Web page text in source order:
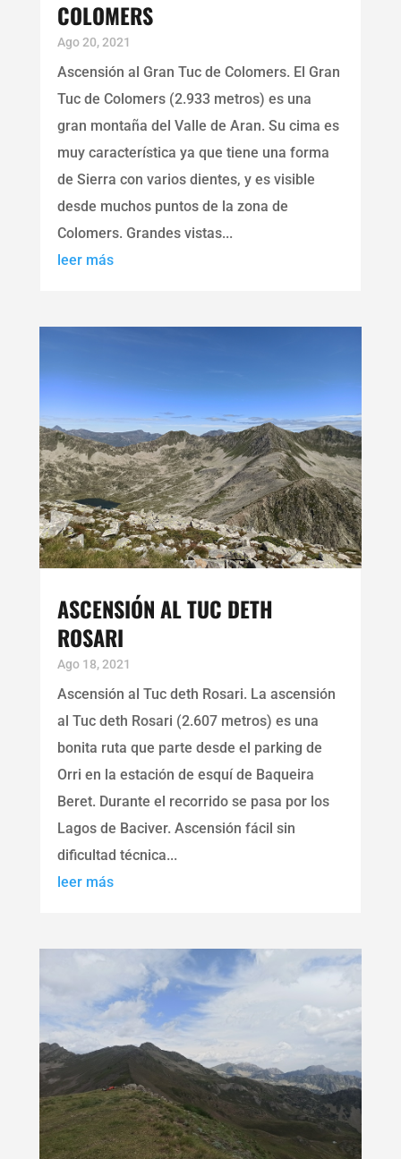
COLOMERS
Ago 20, 2021
Ascensión al Gran Tuc de Colomers. El Gran
Tuc de Colomers (2.933 metros) es una
gran montaña del Valle de Aran. Su cima es
muy característica ya que tiene una forma
de Sierra con varios dientes, y es visible
desde muchos puntos de la zona de
Colomers. Grandes vistas...
leer más
ASCENSIÓN AL TUC DETH
ROSARI
Ago 18, 2021
Ascensión al Tuc deth Rosari. La ascensión
al Tuc deth Rosari (2.607 metros) es una
bonita ruta que parte desde el parking de
Orri en la estación de esquí de Baqueira
Beret. Durante el recorrido se pasa por los
Lagos de Baciver. Ascensión fácil sin
dificultad técnica...
leer más